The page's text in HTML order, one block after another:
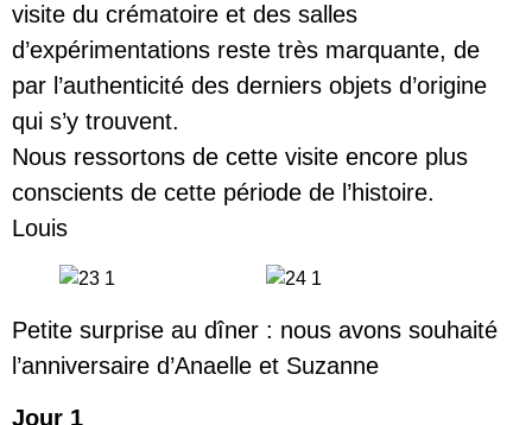
visite du crématoire et des salles
d’expérimentations reste très marquante, de
par l’authenticité des derniers objets d’origine
qui s’y trouvent.
Nous ressortons de cette visite encore plus
conscients de cette période de l’histoire.
Louis
Petite surprise au dîner : nous avons souhaité
l’anniversaire d’Anaelle et Suzanne
Jour 1